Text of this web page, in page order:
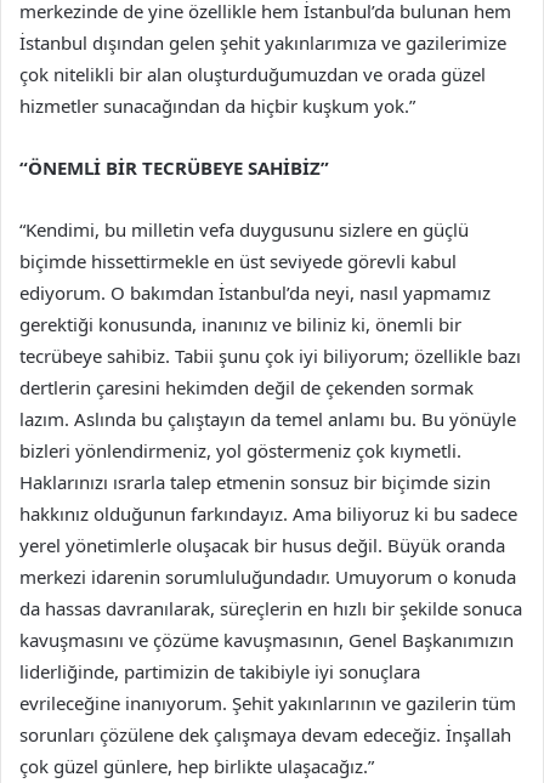
merkezinde de yine özellikle hem İstanbul’da bulunan hem
İstanbul dışından gelen şehit yakınlarımıza ve gazilerimize
çok nitelikli bir alan oluşturduğumuzdan ve orada güzel
hizmetler sunacağından da hiçbir kuşkum yok.”
“ÖNEMLİ BİR TECRÜBEYE SAHİBİZ”
“Kendimi, bu milletin vefa duygusunu sizlere en güçlü
biçimde hissettirmekle en üst seviyede görevli kabul
ediyorum. O bakımdan İstanbul’da neyi, nasıl yapmamız
gerektiği konusunda, inanınız ve biliniz ki, önemli bir
tecrübeye sahibiz. Tabii şunu çok iyi biliyorum; özellikle bazı
dertlerin çaresini hekimden değil de çekenden sormak
lazım. Aslında bu çalıştayın da temel anlamı bu. Bu yönüyle
bizleri yönlendirmeniz, yol göstermeniz çok kıymetli.
Haklarınızı ısrarla talep etmenin sonsuz bir biçimde sizin
hakkınız olduğunun farkındayız. Ama biliyoruz ki bu sadece
yerel yönetimlerle oluşacak bir husus değil. Büyük oranda
merkezi idarenin sorumluluğundadır. Umuyorum o konuda
da hassas davranılarak, süreçlerin en hızlı bir şekilde sonuca
kavuşmasını ve çözüme kavuşmasının, Genel Başkanımızın
liderliğinde, partimizin de takibiyle iyi sonuçlara
evrileceğine inanıyorum. Şehit yakınlarının ve gazilerin tüm
sorunları çözülene dek çalışmaya devam edeceğiz. İnşallah
çok güzel günlere, hep birlikte ulaşacağız.”